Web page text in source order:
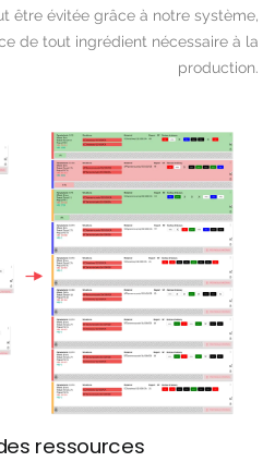
être évitée grâce à notre système,
de tout ingrédient nécessaire à la
production.
ressources